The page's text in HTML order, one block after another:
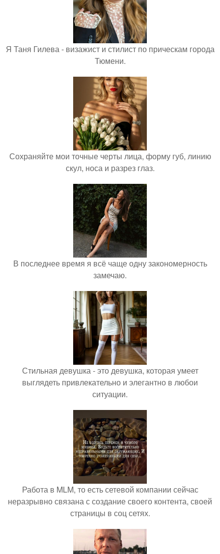
Я Таня Гилева - визажист и стилист по прическам города
Тюмени.
Сохраняйте мои точные черты лица, форму губ, линию
скул, носа и разрез глаз.
В последнее время я всё чаще одну закономерность
замечаю.
Стильная девушка - это девушка, которая умеет
выглядеть привлекательно и элегантно в любои
ситуации.
Работа в MLM, то есть сетевой компании сейчас
неразрывно связана с создание своего контента, своей
страницы в соц сетях.